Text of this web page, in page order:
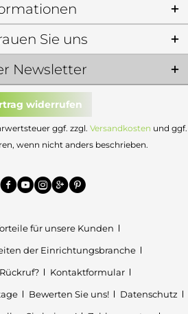
Newsletter
Sie uns
widerrufen
ggf. zzgl. Versandkosten und ggf.
wenn nicht anders beschrieben.
für unsere Kunden
der Einrichtungsbranche
Kontaktformular
Bewerten Sie uns!
Datenschutz